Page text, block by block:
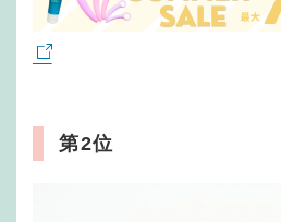
第2位